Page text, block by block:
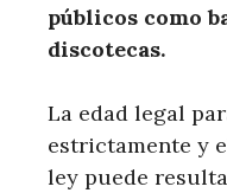
públicos como
discotecas.
La edad legal
estrictamente y
ley puede